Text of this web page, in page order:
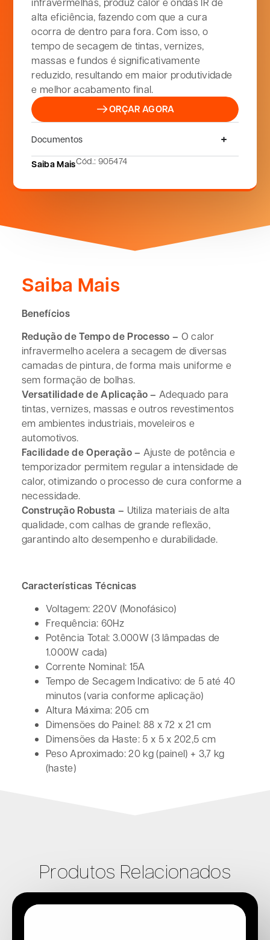
alta eficiência, fazendo com que a cura
ocorra de dentro para fora. Com isso, o
tempo de secagem de tintas, vernizes,
massas e fundos é significativamente
reduzido, resultando em maior produtividade
e melhor acabamento final.
ORÇAR AGORA
Documentos
Saiba MaisCód.: 905474
Saiba Mais
Benefícios
Redução de Tempo de Processo – O calor
infravermelho acelera a secagem de diversas
camadas de pintura, de forma mais uniforme e
sem formação de bolhas.
Versatilidade de Aplicação – Adequado para
tintas, vernizes, massas e outros revestimentos
em ambientes industriais, moveleiros e
automotivos.
Facilidade de Operação – Ajuste de potência e
temporizador permitem regular a intensidade de
calor, otimizando o processo de cura conforme a
necessidade.
Construção Robusta – Utiliza materiais de alta
qualidade, com calhas de grande reflexão,
garantindo alto desempenho e durabilidade.
Características Técnicas
Voltagem: 220V (Monofásico)
Frequência: 60Hz
Potência Total: 3.000W (3 lâmpadas de
1.000W cada)
Corrente Nominal: 15A
Tempo de Secagem Indicativo: de 5 até 40
minutos (varia conforme aplicação)
Altura Máxima: 205 cm
Dimensões do Painel: 88 x 72 x 21 cm
Dimensões da Haste: 5 x 5 x 202,5 cm
Peso Aproximado: 20 kg (painel) + 3,7 kg
(haste)
Produtos Relacionados